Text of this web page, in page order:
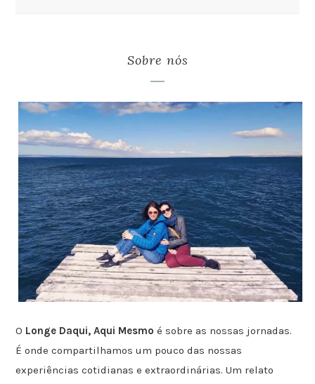
Sobre nós
O Longe Daqui, Aqui Mesmo é sobre as nossas jornadas.
É onde compartilhamos um pouco das nossas
experiências cotidianas e extraordinárias. Um relato